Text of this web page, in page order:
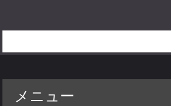
メニュー